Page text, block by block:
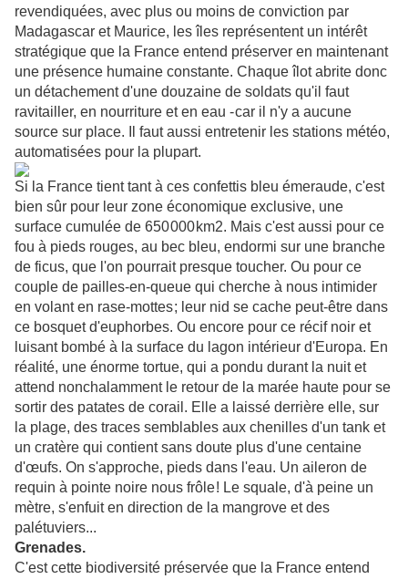
revendiquées, avec plus ou moins de conviction par
Madagascar et Maurice, les îles représentent un intérêt
stratégique que la France entend préserver en maintenant
une présence humaine constante. Chaque îlot abrite donc
un détachement d'une douzaine de soldats qu'il faut
ravitailler, en nourriture et en eau - car il n'y a aucune
source sur place. Il faut aussi entretenir les stations météo,
automatisées pour la plupart.
Si la France tient tant à ces confettis bleu émeraude, c'est
bien sûr pour leur zone économique exclusive, une
surface cumulée de 650 000 km2. Mais c'est aussi pour ce
fou à pieds rouges, au bec bleu, endormi sur une branche
de ficus, que l'on pourrait presque toucher. Ou pour ce
couple de pailles-en-queue qui cherche à nous ­intimider
en volant en rase-mottes ; leur nid se cache peut-être dans
ce bosquet d'euphorbes. Ou encore pour ce récif noir et
luisant bombé à la surface du lagon intérieur d'Europa. En
réalité, une énorme tortue, qui a pondu durant la nuit et
attend nonchalamment le retour de la marée haute pour se
sortir des patates de corail. Elle a laissé derrière elle, sur
la plage, des traces semblables aux chenilles d'un tank et
un cratère qui contient sans doute plus d'une centaine
d'œufs. On s'approche, pieds dans l'eau. Un aileron de
requin à pointe noire nous frôle ! Le squale, d'à peine un
mètre, s'enfuit en direction de la mangrove et des
palétuviers...
Grenades.
C'est cette biodiversité préservée que la France entend